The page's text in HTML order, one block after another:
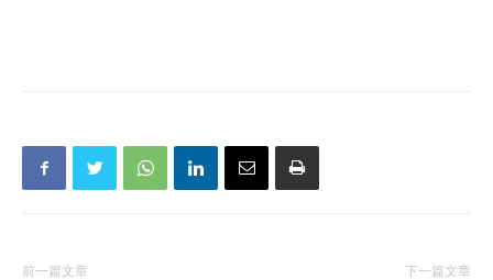
前一篇文章 下一篇文章